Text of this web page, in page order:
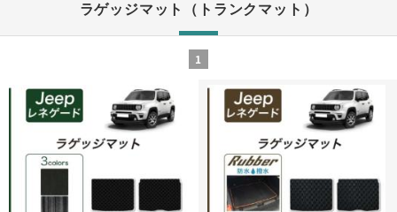
ラゲッジマット（トランクマット）
1